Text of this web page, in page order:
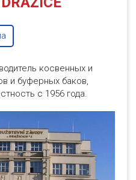
косвенных и
и буферных баков,
с 1956 года.